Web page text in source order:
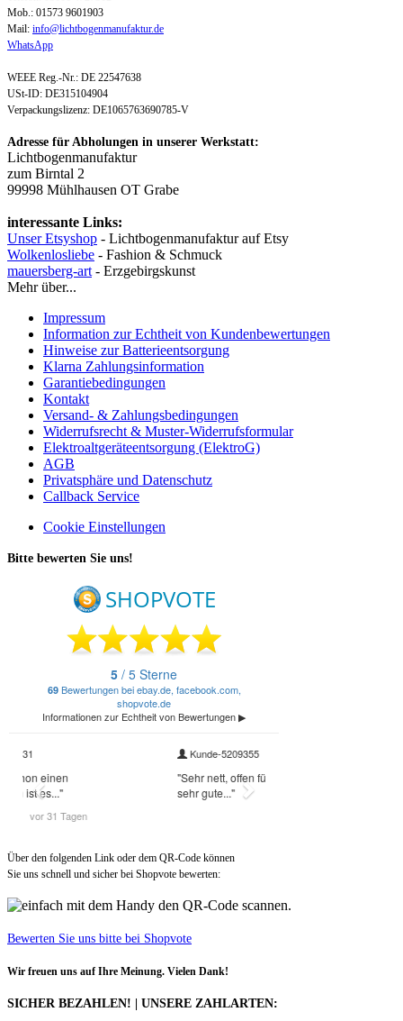
Mob.: 01573 9601903
Mail: info@lichtbogenmanufaktur.de
WhatsApp
WEEE Reg.-Nr.: DE 22547638
USt-ID: DE315104904
Verpackungslizenz: DE1065763690785-V
Adresse für Abholungen in unserer Werkstatt:
Lichtbogenmanufaktur
zum Birntal 2
99998 Mühlhausen OT Grabe
interessante Links:
Unser Etsyshop - Lichtbogenmanufaktur auf Etsy
Wolkenlosliebe - Fashion & Schmuck
mauersberg-art - Erzgebirgskunst
Mehr über...
Impressum
Information zur Echtheit von Kundenbewertungen
Hinweise zur Batterieentsorgung
Klarna Zahlungsinformation
Garantiebedingungen
Kontakt
Versand- & Zahlungsbedingungen
Widerrufsrecht & Muster-Widerrufsformular
Elektroaltgeräteentsorgung (ElektroG)
AGB
Privatsphäre und Datenschutz
Callback Service
Cookie Einstellungen
Bitte bewerten Sie uns!
Über den folgenden Link oder dem QR-Code können
Sie uns schnell und sicher bei Shopvote bewerten:
Bewerten Sie uns bitte bei Shopvote
Wir freuen uns auf Ihre Meinung. Vielen Dank!
SICHER BEZAHLEN! | UNSERE ZAHLARTEN: